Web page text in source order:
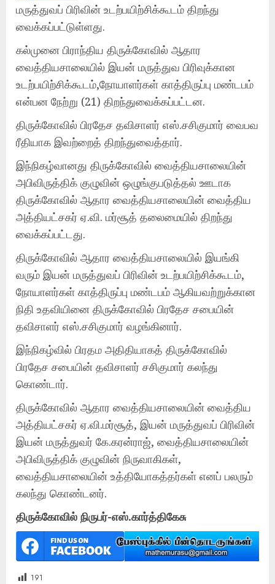
மருத்துவப் பிரிவின் உடற்பயிற்சிக்கூடம் திறந்து
வைக்கப்பட்டுள்ளது.
கல்முனை பிராந்திய திருக்கோவில் ஆதார
வைத்தியசாலையில் இயன் மருத்துவ பிரிவுக்கான
உடற்பயிற்சிக்கூடம்,நோயாளர்கள் காத்திருப்பு மண்டபம்
என்பன நேற்று (21) திறந்துவைக்கப்பட்டன.
திருக்கோவில் பிரதேச தவிசாளர் எஸ்.சசிகுமார் வைபவ
ரீதியாக இவற்றைத் திறந்துவைத்தார்.
இந்நிகழ்வானது திருக்கோவில் வைத்தியசாலையின்
அபிவிருத்திக் குழுவின் ஒழுங்குபடுத்தல் ஊடாக
திருக்கோவில் ஆதார வைத்தியசாலையின் வைத்திய
அத்தியட்சகர் ஏ.வி. மர்சூத் தலைமையில் திறந்து
வைக்கப்பட்டது.
திருக்கோவில் ஆதார வைத்தியசாலையில் இயங்கி
வரும் இயன் மருத்துவப் பிரிவின் உடற்பயிற்சிக்கூடம்,
நோயாளர்கள் காத்திருப்பு மண்டபம் ஆகியவற்றுக்கான
நிதி உதவியினை திருக்கோவில் பிரதேச சபையின்
தவிசாளர் எஸ்.சசிகுமார் வழங்கினார்.
இந்நிகழ்வில் பிரதம அதிதியாகத் திருக்கோவில்
பிரதேச சபையின் தவிசாளர் சசிகுமார் கலந்து
கொண்டார்.
திருக்கோவில் ஆதார வைத்தியசாலையின் வைத்திய
அத்தியட்சகர் ஏ.வி.மர்சூத், இயன் மருத்துவப் பிரிவின்
இயன் மருத்துவர் கே.கரன்ராஜ், வைத்தியசாலையின்
அபிவிருத்திக் குழுவின் நிருவாகிகள்,
வைத்தியசாலையின் உத்தியோகத்தர்கள் எனப் பலரும்
கலந்து கொண்டனர்.
திருக்கோவில் நிருபர்-எஸ்.கார்த்திகேசு
191